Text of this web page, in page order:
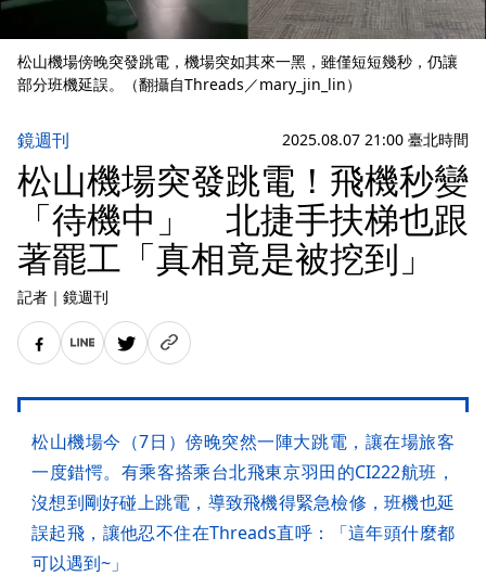
松山機場傍晚突發跳電，機場突如其來一黑，雖僅短短幾秒，仍讓
部分班機延誤。（翻攝自Threads／mary_jin_lin）
鏡週刊 2025.08.07 21:00 臺北時間
松山機場突發跳電！飛機秒變
「待機中」 北捷手扶梯也跟
著罷工「真相竟是被挖到」
記者 ｜ 鏡週刊
松山機場今（7日）傍晚突然一陣大跳電，讓在場旅客
一度錯愕。有乘客搭乘台北飛東京羽田的CI222航班，
沒想到剛好碰上跳電，導致飛機得緊急檢修，班機也延
誤起飛，讓他忍不住在Threads直呼：「這年頭什麼都
可以遇到~」